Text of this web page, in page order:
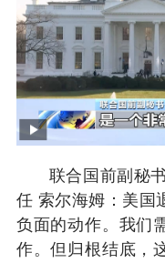
联合国前副秘
任 索尔海姆：美国
负面的动作。我们
作。但归根结底，